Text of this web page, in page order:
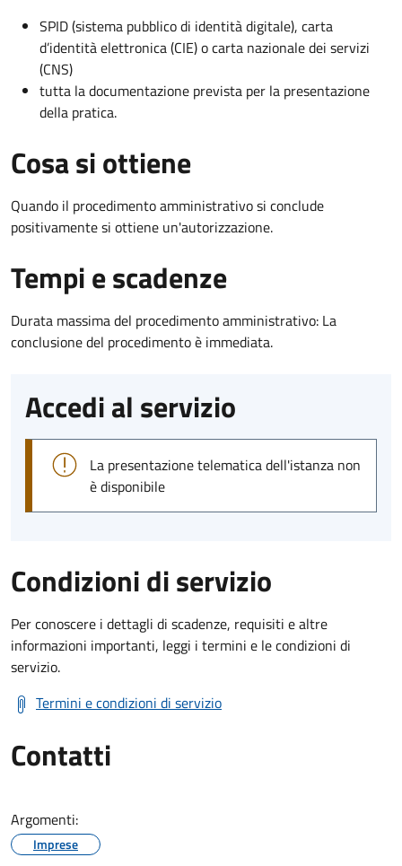
SPID (sistema pubblico di identità digitale), carta
d’identità elettronica (CIE) o carta nazionale dei servizi
(CNS)
tutta la documentazione prevista per la presentazione
della pratica.
Cosa si ottiene
Quando il procedimento amministrativo si conclude
positivamente si ottiene un'autorizzazione.
Tempi e scadenze
Durata massima del procedimento amministrativo: La
conclusione del procedimento è immediata.
Accedi al servizio
La presentazione telematica dell'istanza non
è disponibile
Condizioni di servizio
Per conoscere i dettagli di scadenze, requisiti e altre
informazioni importanti, leggi i termini e le condizioni di
servizio.
Termini e condizioni di servizio
Contatti
Argomenti:
Imprese